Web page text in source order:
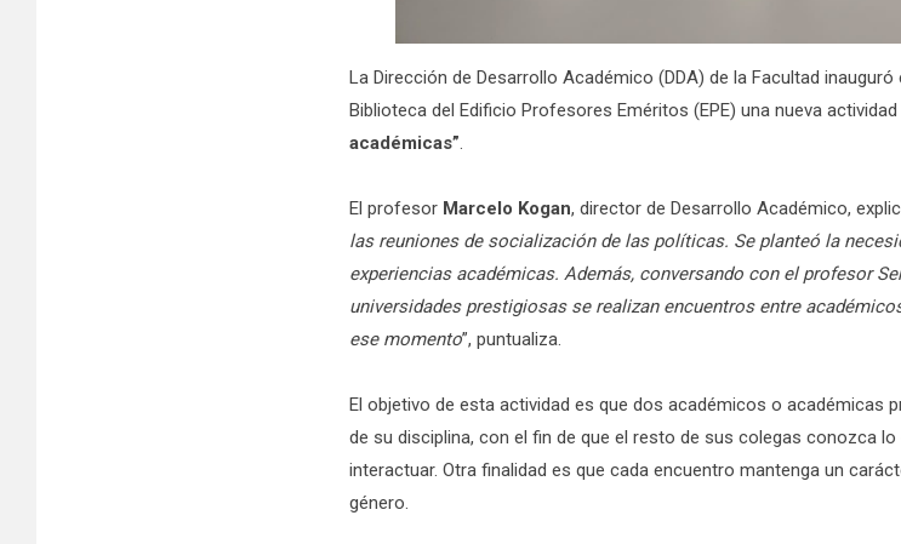
La Dirección de Desarrollo Académico (DDA) de la Facultad
Biblioteca del Edificio Profesores Eméritos (EPE) una nueva
académicas”.
El profesor Marcelo Kogan, director de Desarrollo Académico,
las reuniones de socialización de las políticas. Se planteó la
experiencias académicas. Además, conversando con el profesor
universidades prestigiosas se realizan encuentros entre
ese momento”, puntualiza.
El objetivo de esta actividad es que dos académicos o académicas
de su disciplina, con el fin de que el resto de sus colegas conozca
interactuar. Otra finalidad es que cada encuentro mantenga un
género.